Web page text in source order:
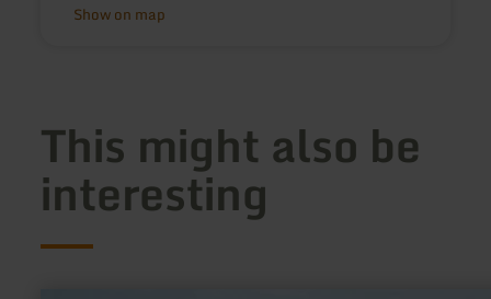
Show on map
This might also be
interesting